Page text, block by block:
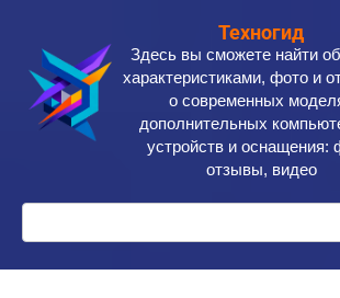
контенту
Техногид
Здесь вы сможете найти
характеристиками, фото и
о современных
дополнительных
устройств и оснащения:
отзывы, видео
Поиск: